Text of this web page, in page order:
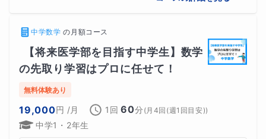
中学数学 の 月額コース
【将来医学部を目指す中学生】数学
の先取り学習はプロに任せて！
無料体験あり
19,000円 /月 1回 60分 ( 月4回(週1回目安))
中学1・2年生